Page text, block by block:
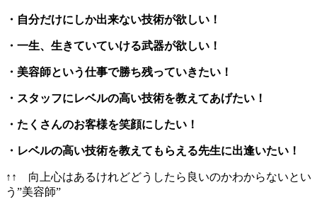
・自分だけにしか出来ない技術が欲しい！
・一生、生きていていける武器が欲しい！
・美容師という仕事で勝ち残っていきたい！
・スタッフにレベルの高い技術を教えてあげたい！
・たくさんのお客様を笑顔にしたい！
・レベルの高い技術を教えてもらえる先生に出逢いたい！
↑↑ 向上心はあるけれどどうしたら良いのかわからないとい
う”美容師”